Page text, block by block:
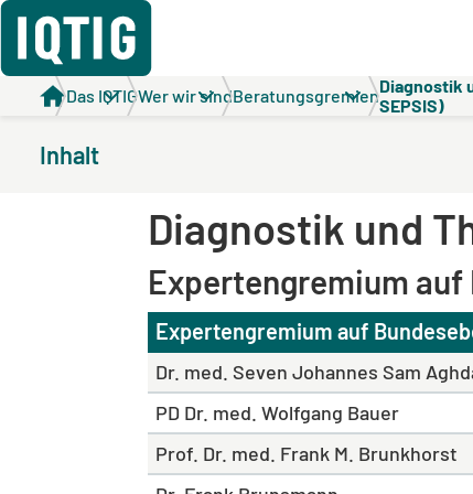
Das IQTIGWer wir sindBeratungsgremienDiagnostik
SEPSIS)
Inhalt
Diagnostik und
Expertengremium auf
Expertengremium auf
Dr. med. Seven Johannes Sam
PD Dr. med. Wolfgang Bauer
Prof. Dr. med. Frank M. Brunkhorst